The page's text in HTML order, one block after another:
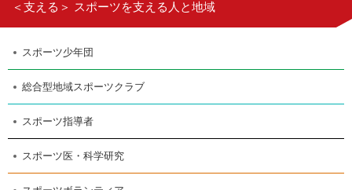
＜支える＞ スポーツを支える人と地域
スポーツ少年団
総合型地域スポーツクラブ
スポーツ指導者
スポーツ医・科学研究